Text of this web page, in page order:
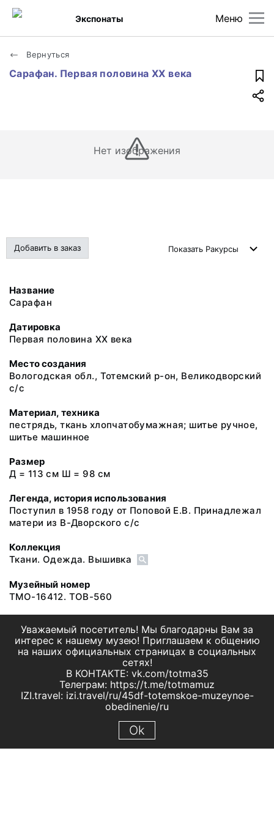
Меню
Экспонаты
Вернуться
Сарафан. Первая половина XX века
Нет изображения
Добавить в заказ Показать Ракурсы
Название
Сарафан
Датировка
Первая половина XX века
Место создания
Вологодская обл., Тотемский р-он, Великодворский
с/с
Материал, техника
пестрядь, ткань хлопчатобумажная; шитье ручное,
шитье машинное
Размер
Д = 113 см Ш = 98 см
Легенда, история использования
Поступил в 1958 году от Поповой Е.В. Принадлежал
матери из В-Дворского с/с
Коллекция
Ткани. Одежда. Вышивка
Музейный номер
ТМО-16412. ТОВ-560
Уважаемый посетитель! Мы благодарны Вам за
интерес к нашему музею! Приглашаем к общению
на наших официальных страницах в социальных
сетях!
В КОНТАКТЕ: vk.com/totma35
Телеграм: https://t.me/totmamuz
IZI.travel: izi.travel/ru/45df-totemskoe-muzeynoe-
obedinenie/ru
Ok